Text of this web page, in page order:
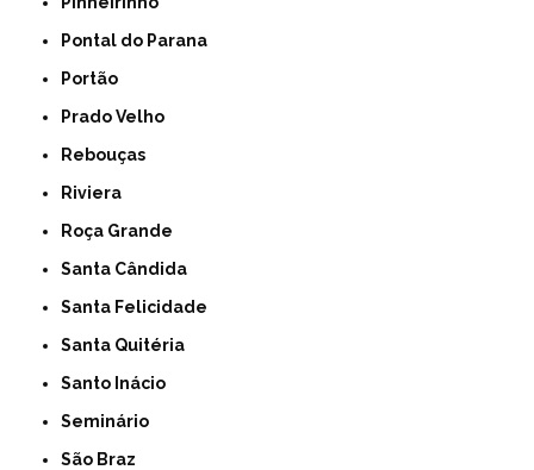
Pontal do Parana
Portão
Prado Velho
Rebouças
Riviera
Roça Grande
Santa Cândida
Santa Felicidade
Santa Quitéria
Santo Inácio
Seminário
São Braz